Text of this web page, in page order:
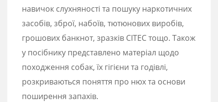
навичок слухняності та пошуку наркотичних
засобів, зброї, набоїв, тютюнових виробів,
грошових банкнот, зразків СІТЕС тощо. Також
у посібнику представлено матеріал щодо
походження собак, їх гігієни та годівлі,
розкриваються поняття про нюх та основи
поширення запахів.